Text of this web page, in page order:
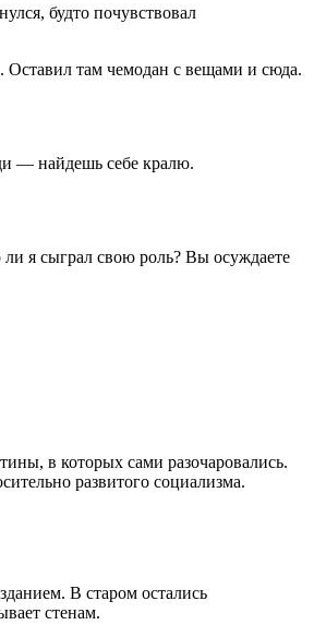
будто почувствовал
там чемодан с вещами и сюда.
— найдешь себе кралю.
я сыграл свою роль? Вы осуждаете
в которых сами разочаровались.
развитого социализма.
В старом остались
стенам.